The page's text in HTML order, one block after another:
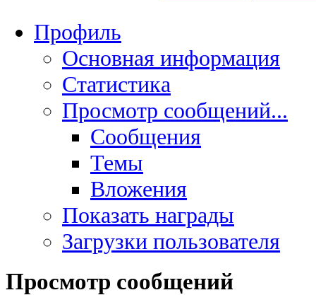
Профиль
Основная информация
Статистика
Просмотр сообщений...
Сообщения
Темы
Вложения
Показать награды
Загрузки пользователя
Просмотр сообщений